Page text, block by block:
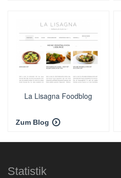
La Lisagna Foodblog
Zum Blog
Statistik